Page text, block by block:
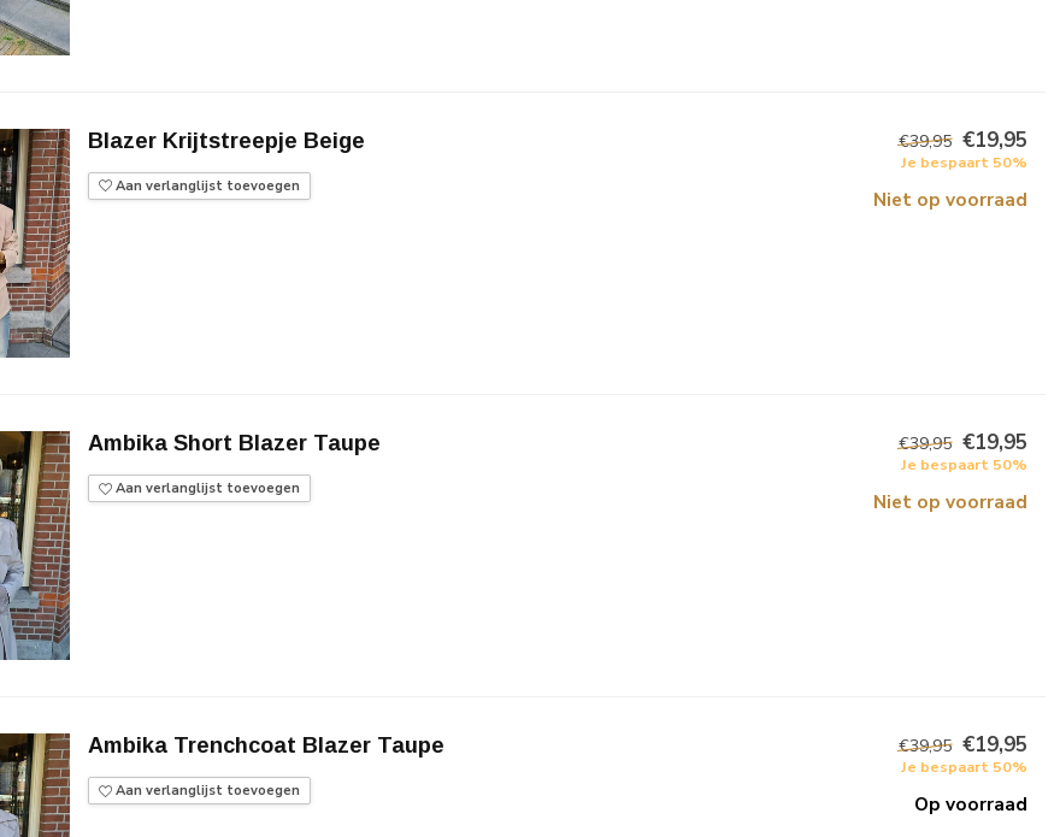
Blazer Krijtstreepje Beige
Aan verlanglijst toevoegen
€39,95 €19,95
Je bespaart 50%
Niet op voorraad
Ambika Short Blazer Taupe
Aan verlanglijst toevoegen
€39,95 €19,95
Je bespaart 50%
Niet op voorraad
Ambika Trenchcoat Blazer Taupe
Aan verlanglijst toevoegen
€39,95 €19,95
Je bespaart 50%
Op voorraad